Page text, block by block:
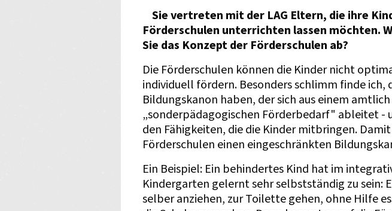
Sie vertreten mit der LAG Eltern, die ihre
Förderschulen unterrichten lassen möchten.
Sie das Konzept der Förderschulen ab?
Die Förderschulen können die Kinder nicht
individuell fördern. Besonders schlimm finde ich,
Bildungskanon haben, der sich aus einem
„sonderpädagogischen Förderbedarf" ableitet -
den Fähigkeiten, die die Kinder mitbringen.
Förderschulen einen eingeschränkten
Ein Beispiel: Ein behindertes Kind hat im
Kindergarten gelernt sehr selbstständig zu sein:
selber anziehen, zur Toilette gehen, ohne Hilfe